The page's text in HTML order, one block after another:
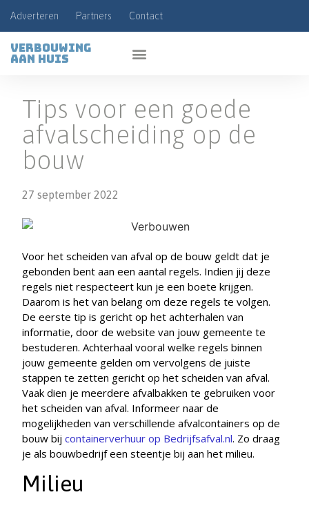
Adverteren Partners Contact
Verbouwing
aan huis
Tips voor een goede
afvalscheiding op de
bouw
27 september 2022
Voor het scheiden van afval op de bouw geldt dat je
gebonden bent aan een aantal regels. Indien jij deze
regels niet respecteert kun je een boete krijgen.
Daarom is het van belang om deze regels te volgen.
De eerste tip is gericht op het achterhalen van
informatie, door de website van jouw gemeente te
bestuderen. Achterhaal vooral welke regels binnen
jouw gemeente gelden om vervolgens de juiste
stappen te zetten gericht op het scheiden van afval.
Vaak dien je meerdere afvalbakken te gebruiken voor
het scheiden van afval. Informeer naar de
mogelijkheden van verschillende afvalcontainers op de
bouw bijcontainerverhuur op Bedrijfsafval.nl. Zo draag
je als bouwbedrijf een steentje bij aan het milieu.
Milieu